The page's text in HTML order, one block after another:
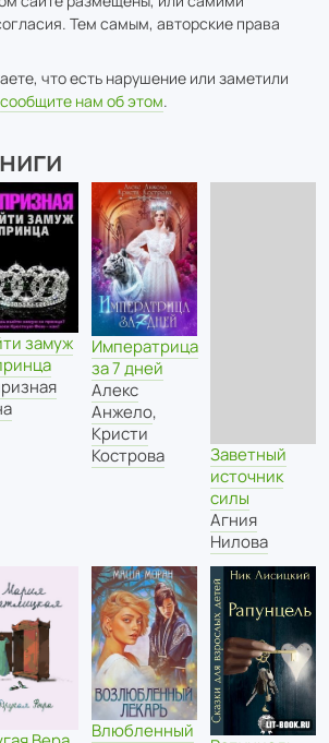
Тем самым, авторские права
что есть нарушение или заметили
сообщите нам об этом.
замуж
Императрица
за 7 дней
Алекс
Анжело,
Кристи
Кострова
Заветный
источник
силы
Агния
Нилова
Влюбленный